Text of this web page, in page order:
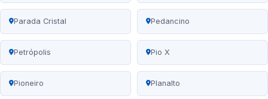
Parada Cristal Pedancino
Petrópolis Pio X
Pioneiro Planalto